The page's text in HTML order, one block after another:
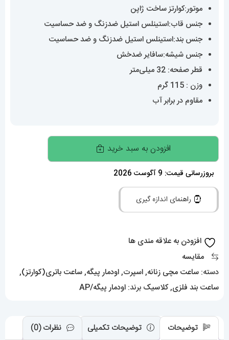
موتور:کوارتز ساخت ژاپن
جنس قاب:استینلس استیل ضدزنگ و ضد حساسیت
جنس بند:استینلس استیل ضدزنگ و ضد حساسیت
جنس شیشه:سافایر ضدخش
قطر صفحه: 32 میلی‌متر
وزن : 115 گرم
مقاوم در برابر آب
ساعت
اودمار
پیگه
زنانه
ابی
AUDEMARS
ROYAL
افزودن به سبد خرید
بروزرسانی قیمت: 9 آگوست 2026
راهنمای اندازه گیری
افزودن به علاقه مندی ها
مقایسه
دسته: ساعت مچی زنانه,اسپرت,اودمار پیگه,ساعت باتری(کوارتز),
ساعت بند فلزی,کلاسیک برند: اودمار پیگه/AP
توضیحات توضیحات تکمیلی نظرات (0)